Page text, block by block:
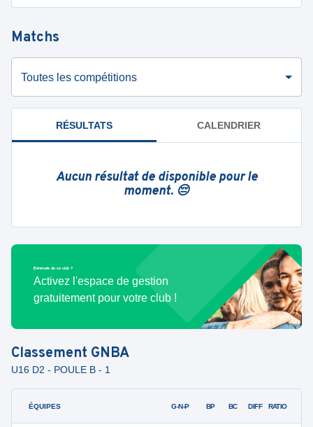
Matchs
Toutes les compétitions
RÉSULTATS CALENDRIER
Aucun résultat de disponible pour le
moment. 😔
Bénévole de ce club ?
Activez l'espace de gestion
gratuitement pour votre club !
Classement GNBA
U16 D2 - POULE B - 1
ÉQUIPES G-N-P BP BC DIFF RATIO